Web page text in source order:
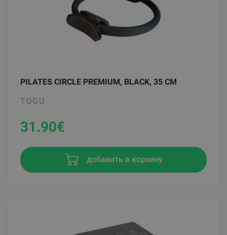
PILATES CIRCLE PREMIUM, BLACK, 35 CM
TOGU
31.90€
добавить в корзину